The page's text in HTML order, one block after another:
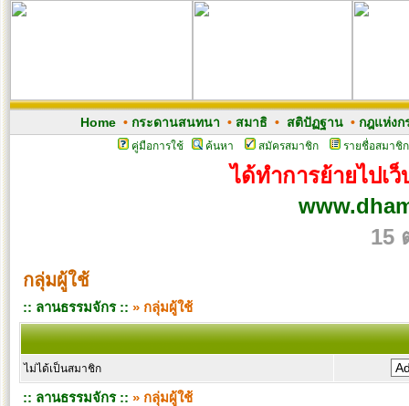
Home• กระดานสนทนา • สมาธิ• สติปัฏฐาน• กฎแห่งก
คู่มือการใช้ ค้นหา สมัครสมาชิก รายชื่อสมาชิก
ได้ทำการย้ายไปเ
15
กลุ่มผู้ใช้
:: ลานธรรมจักร :: » กลุ่มผู้ใช้
ไม่ได้เป็นสมาชิก
:: ลานธรรมจักร :: » กลุ่มผู้ใช้